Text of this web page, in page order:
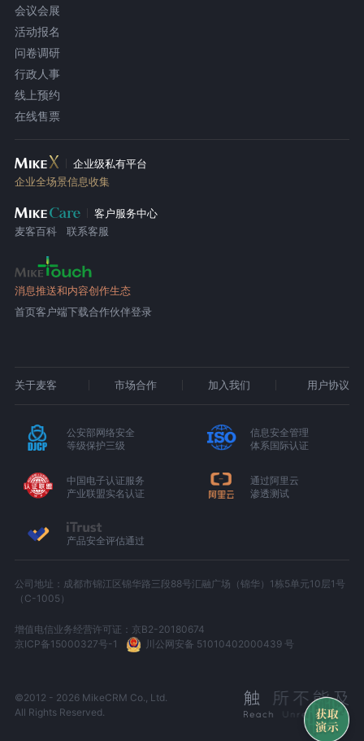
会议会展
活动报名
问卷调研
行政人事
线上预约
在线售票
企业级私有平台
企业全场景信息收集
客户服务中心
麦客百科
联系客服
消息推送和内容创作生态
首页客户端下载合作伙伴登录
关于麦客 市场合作 加入我们 用户协议
公安部网络安全
等级保护三级
信息安全管理
体系国际认证
中国电子认证服务
产业联盟实名认证
通过阿里云
渗透测试
产品安全评估通过
公司地址：成都市锦江区锦华路三段88号汇融广场（锦华）1栋5单元10层1号
（C-1005）
增值电信业务经营许可证：京B2-20180674
京ICP备15000327号-1
川公网安备 51010402000439 号
©2012 - 2026 MikeCRM Co., Ltd.
All Rights Reserved.